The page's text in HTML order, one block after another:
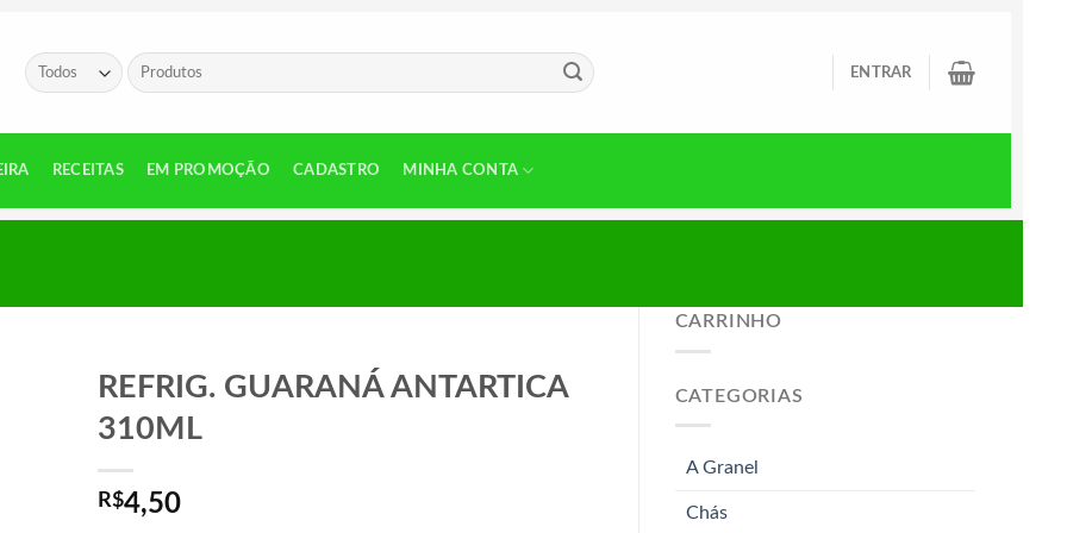
Pesquisar
por:
ENTRAR
RECEITAS EM PROMOÇÃO CADASTRO MINHA CONTA
CARRINHO
CATEGORIAS
A Granel
Chás
REFRIG. GUARANÁ ANTARTICA
310ML
R$4,50